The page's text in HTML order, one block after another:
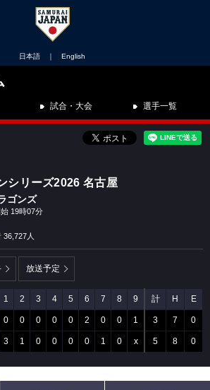
日本語 ｜ English
試合・大会 選手一覧
シリーズ2026 名古屋
ゴンズ
19時07分
36,727人
放送予定
1 2 3 4 5 6 7 8 9 計 H E
0 0 0 0 0 2 0 0 1 3 7 0
3 1 0 0 0 0 1 0 x 5 8 0